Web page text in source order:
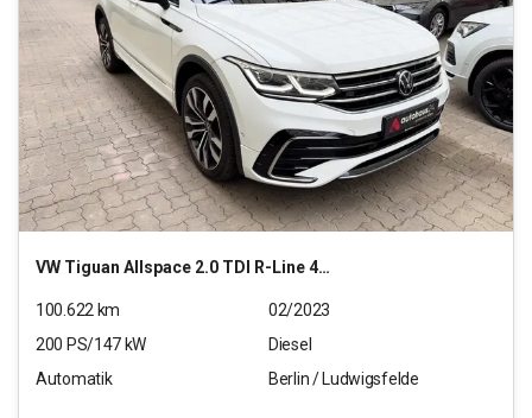
VW Tiguan Allspace 2.0 TDI R-Line 4Motion (EURO 6d)
100.622km
02/2023
200 PS/147 kW
Diesel
Automatik
Berlin / Ludwigsfelde